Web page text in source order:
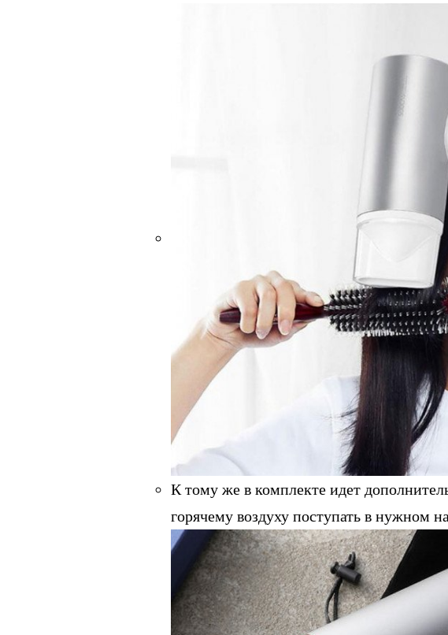
К тому же в комплекте идет
горячему воздуху поступать в нужном